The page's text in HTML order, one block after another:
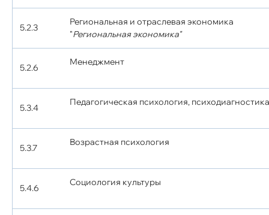
5.2.3
Региональная и отраслевая экономика
"Региональная экономика"
5.2.6
Менеджмент
5.3.4
Педагогическая психология,
5.3.7
Возрастная психология
5.4.6
Социология культуры